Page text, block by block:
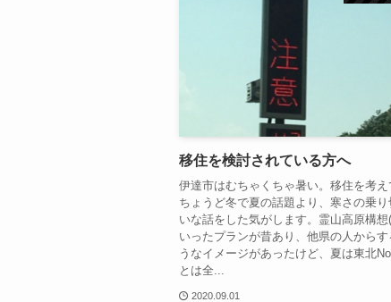
移住を検討されている方へ
伊達市はむちゃくちゃ暑い。移住を考え
ちょうど冬で夏の話題より、寒さの乗
いな話をした気がします。霊山高原構想
いったプランが昔あり、他県の人から
うなイメージがあったけど、夏は東北
とは全...
2020.09.01